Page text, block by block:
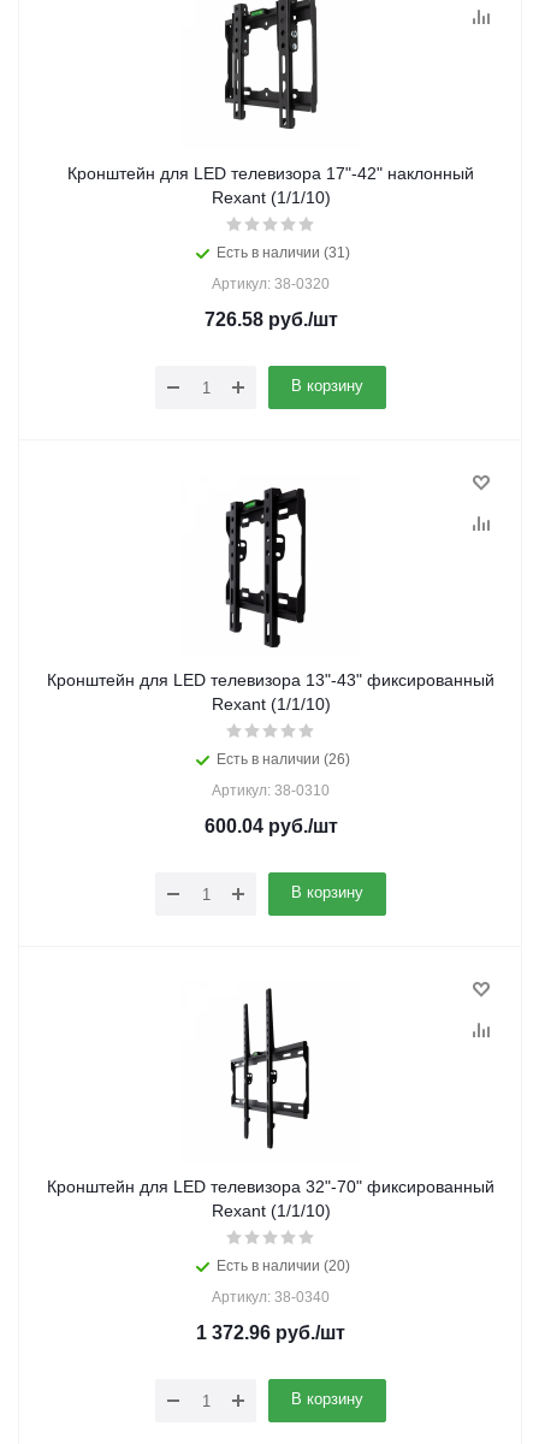
Кронштейн для LED телевизора 17"-42" наклонный
Rexant (1/1/10)
Есть в наличии (31)
Артикул: 38-0320
726.58руб./шт
В корзину
Кронштейн для LED телевизора 13"-43" фиксированный
Rexant (1/1/10)
Есть в наличии (26)
Артикул: 38-0310
600.04руб./шт
В корзину
Кронштейн для LED телевизора 32"-70" фиксированный
Rexant (1/1/10)
Есть в наличии (20)
Артикул: 38-0340
1 372.96 руб./шт
В корзину